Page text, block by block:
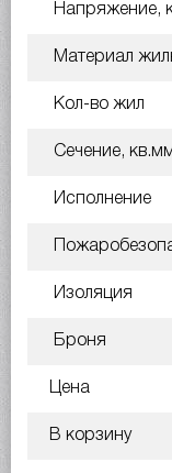
Напряжение,
Материал
Кол-во жил
Сечение,
Исполнение
Изоляция
Броня
Цена
В корзину